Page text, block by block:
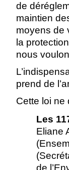
de
maintien
moyens de
la
nous
prend de
Cette loi ne
Les
Eliane
de